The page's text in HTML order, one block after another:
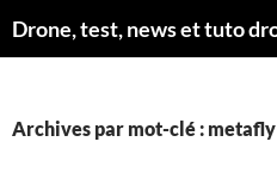
au
Archives par mot-clé : metafly